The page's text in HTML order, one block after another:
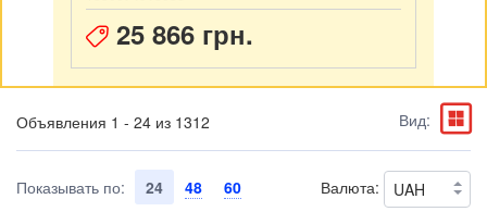
25 866 грн.
Объявления 1 - 24 из 1312 Вид:
Показывать по: 24 48 60 Валюта: